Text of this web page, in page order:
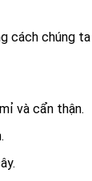
cách chúng
và cẩn thận.